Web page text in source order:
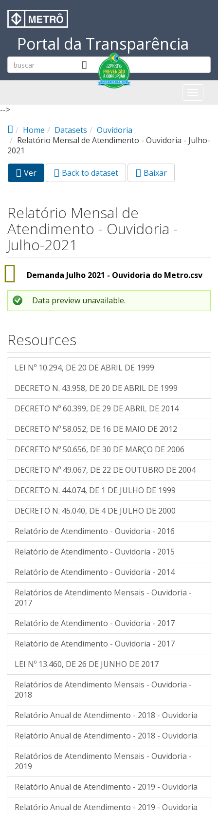
Portal da Transparência
-->
Home
Datasets
Ouvidoria
Relatório Mensal de Atendimento - Ouvidoria - Julho-
2021
Abas primárias
Ver
ativa)
Back to dataset Baixar
Relatório Mensal de
Atendimento - Ouvidoria -
Julho-2021
Demanda Julho 2021 - Ouvidoria do Metro.csv
Data preview unavailable.
Resources
LEI Nº 10.294, DE 20 DE ABRIL DE 1999
DECRETO N. 43.958, DE 20 DE ABRIL DE 1999
DECRETO Nº 60.399, DE 29 DE ABRIL DE 2014
DECRETO Nº 58.052, DE 16 DE MAIO DE 2012
DECRETO Nº 50.656, DE 30 DE MARÇO DE 2006
DECRETO Nº 49.067, DE 22 DE OUTUBRO DE 2004
DECRETO N. 44.074, DE 1 DE JULHO DE 1999
DECRETO N. 45.040, DE 4 DE JULHO DE 2000
Relatório de Atendimento - Ouvidoria - 2016
Relatório de Atendimento - Ouvidoria - 2015
Relatório de Atendimento - Ouvidoria - 2014
Relatórios de Atendimento Mensais - Ouvidoria -
2017
Relatório de Atendimento - Ouvidoria - 2017
Relatório de Atendimento - Ouvidoria - 2017
LEI Nº 13.460, DE 26 DE JUNHO DE 2017
Relatórios de Atendimento Mensais - Ouvidoria -
2018
Relatório Anual de Atendimento - 2018 - Ouvidoria
Relatório Anual de Atendimento - 2018 - Ouvidoria
Relatórios de Atendimento Mensais - Ouvidoria -
2019
Relatório Anual de Atendimento - 2019 - Ouvidoria
Relatório Anual de Atendimento - 2019 - Ouvidoria